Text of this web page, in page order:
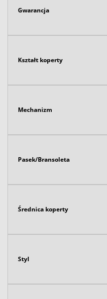
Gwarancja
Kształt koperty
Mechanizm
Pasek/Bransoleta
Średnica koperty
Styl